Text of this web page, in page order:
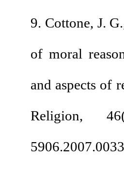
9. Cottone, J.
of moral
and aspects of
Religion,